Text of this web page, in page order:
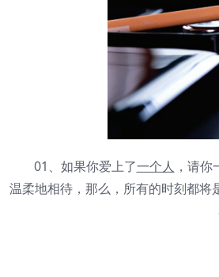
01、如果你爱上了一个人 ，请
温柔地相待，那么，所有的时刻都